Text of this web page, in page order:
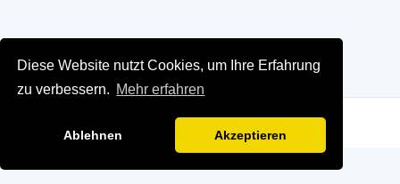
Diese Website nutzt Cookies, um Ihre Erfahrung
zu verbessern. Mehr erfahren
Ablehnen Akzeptieren